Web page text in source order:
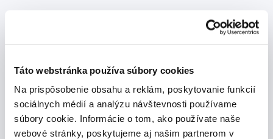
Táto webstránka používa súbory cookies
Na prispôsobenie obsahu a reklám, poskytovanie funkcií
sociálnych médií a analýzu návštevnosti používame
súbory cookie. Informácie o tom, ako používate naše
webové stránky, poskytujeme aj našim partnerom v
Odebírat